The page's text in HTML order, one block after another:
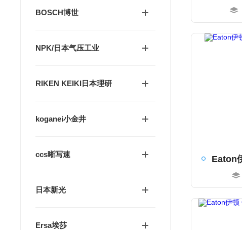
BOSCH博世
NPK/日本气压工业
RIKEN KEIKI日本理研
koganei小金井
ccs晰写速
日本新光
Ersa埃莎